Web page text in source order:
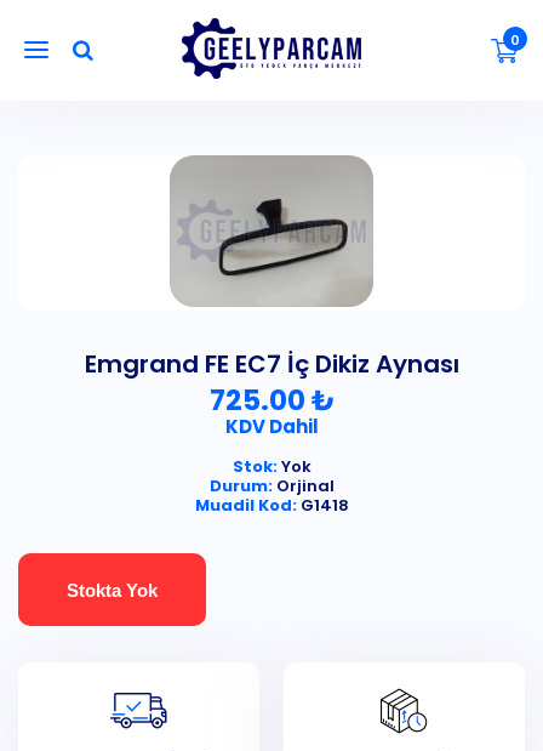
0
Emgrand FE EC7 İç Dikiz Aynası
725.00 ₺
KDV Dahil
Stok:Yok
Durum:Orjinal
Muadil Kod:G1418
Stokta Yok